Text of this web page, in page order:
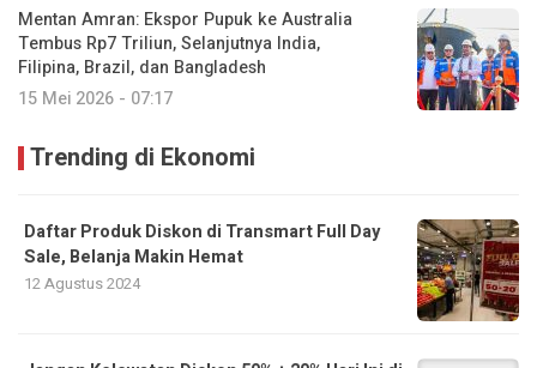
Mentan Amran: Ekspor Pupuk ke Australia
Tembus Rp7 Triliun, Selanjutnya India,
Filipina, Brazil, dan Bangladesh
15 Mei 2026 - 07:17
Trending di Ekonomi
Daftar Produk Diskon di Transmart Full Day
Sale, Belanja Makin Hemat
12 Agustus 2024